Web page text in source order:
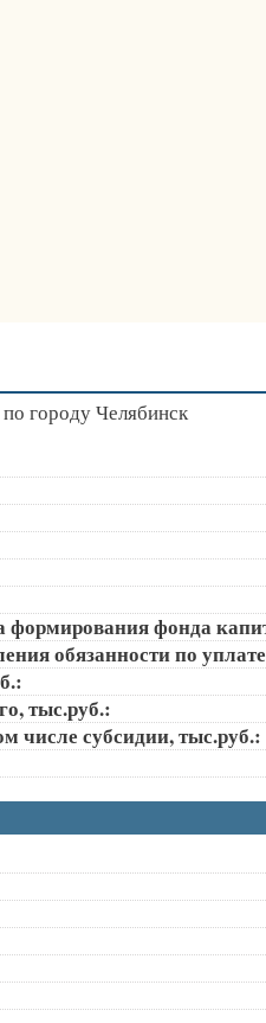
городу Челябинск
фонда
обязанности по
тыс.руб.:
числе субсидии, тыс.руб.: